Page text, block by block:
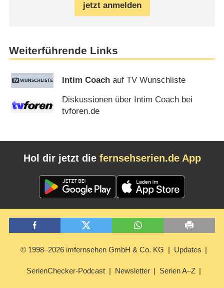
jetzt anmelden
Weiterführende Links
Intim Coach auf TV Wunschliste
Diskussionen über Intim Coach bei
tvforen.de
Hol dir jetzt die fernsehserien.de App
© 1998–2026 imfernsehen GmbH & Co. KG Updates
SerienChecker-Podcast Newsletter Serien A–Z